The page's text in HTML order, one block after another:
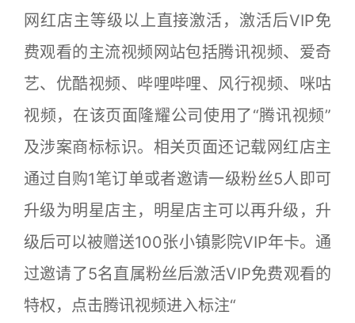
网红店主等级以上直接激活，激活后VIP免
费观看的主流视频网站包括腾讯视频、爱奇
艺、优酷视频、哔哩哔哩、风行视频、咪咕
视频，在该页面隆耀公司使用了“腾讯视频”
及涉案商标标识。相关页面还记载网红店主
通过自购1笔订单或者邀请一级粉丝5人即可
升级为明星店主，明星店主可以再升级，升
级后可以被赠送100张小镇影院VIP年卡。通
过邀请了5名直属粉丝后激活VIP免费观看的
特权，点击腾讯视频进入标注“